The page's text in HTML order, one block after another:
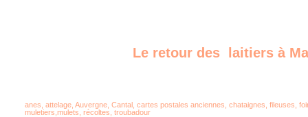
Le retour des laitiers à
anes attelage Auvergne Cantal cartes postales anciennes chataignes fileuses
muletiers mulets récoltes troubadour